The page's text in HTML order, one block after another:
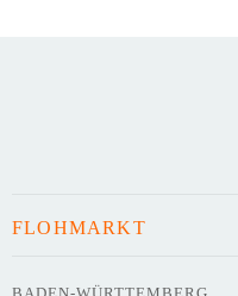
FLOHMARKT